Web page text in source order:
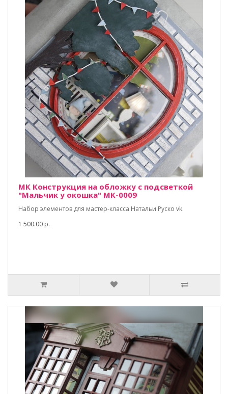
МК Конструкция на обложку с подсветкой
"Мальчик у окошка" МК-0009
Набор элементов для мастер-класса Натальи Руско vk.
1 500.00 р.